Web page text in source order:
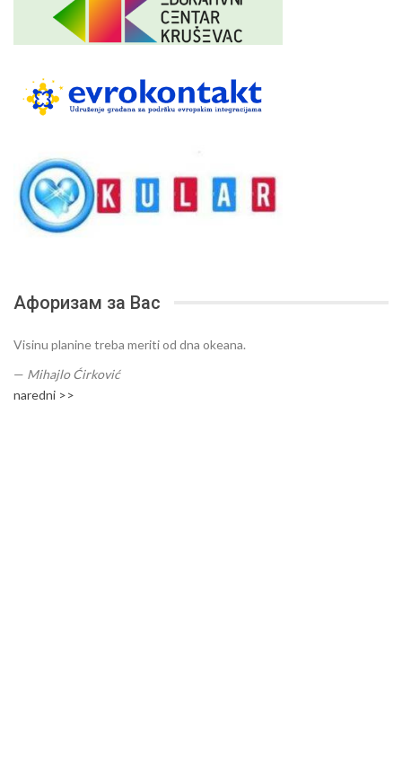
Афоризам за Вас
Visinu planine treba meriti od dna okeana.
— Mihajlo Ćirković
naredni >>